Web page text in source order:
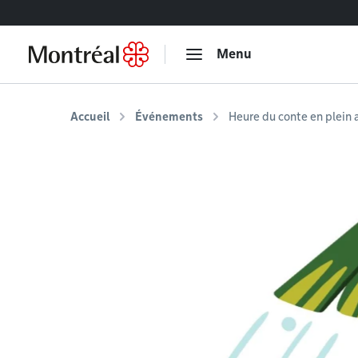
Menu
Accueil Événements Heure du conte en plein